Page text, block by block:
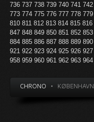
736 737 738 739 740 741 742
773 774 775 776 777 778 779
810 811 812 813 814 815 816
847 848 849 850 851 852 853
884 885 886 887 888 889 890
921 922 923 924 925 926 927
958 959 960 961 962 963 964
CHRONO • KØBENHAVN